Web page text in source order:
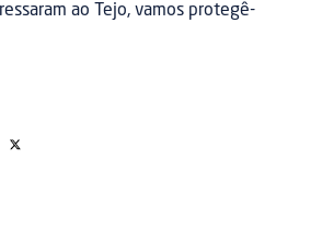
ao Tejo, vamos protegê-